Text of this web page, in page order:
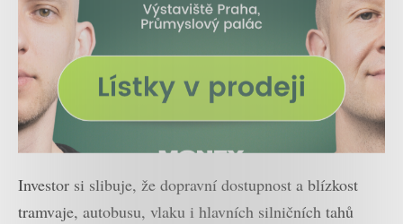
Investor si slibuje, že dopravní dostupnost a blízkost
tramvaje, autobusu, vlaku i hlavních silničních tahů